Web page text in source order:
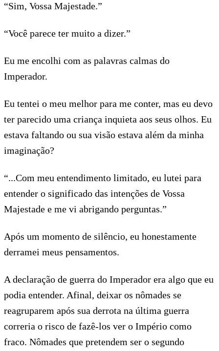
“Sim, Vossa Majestade.”
“Você parece ter muito a dizer.”
Eu me encolhi com as palavras calmas do
Imperador.
Eu tentei o meu melhor para me conter, mas eu devo
ter parecido uma criança inquieta aos seus olhos. Eu
estava faltando ou sua visão estava além da minha
imaginação?
“...Com meu entendimento limitado, eu lutei para
entender o significado das intenções de Vossa
Majestade e me vi abrigando perguntas.”
Após um momento de silêncio, eu honestamente
derramei meus pensamentos.
A declaração de guerra do Imperador era algo que eu
podia entender. Afinal, deixar os nômades se
reagruparem após sua derrota na última guerra
correria o risco de fazê-los ver o Império como
fraco. Nômades que pretendem ser o segundo